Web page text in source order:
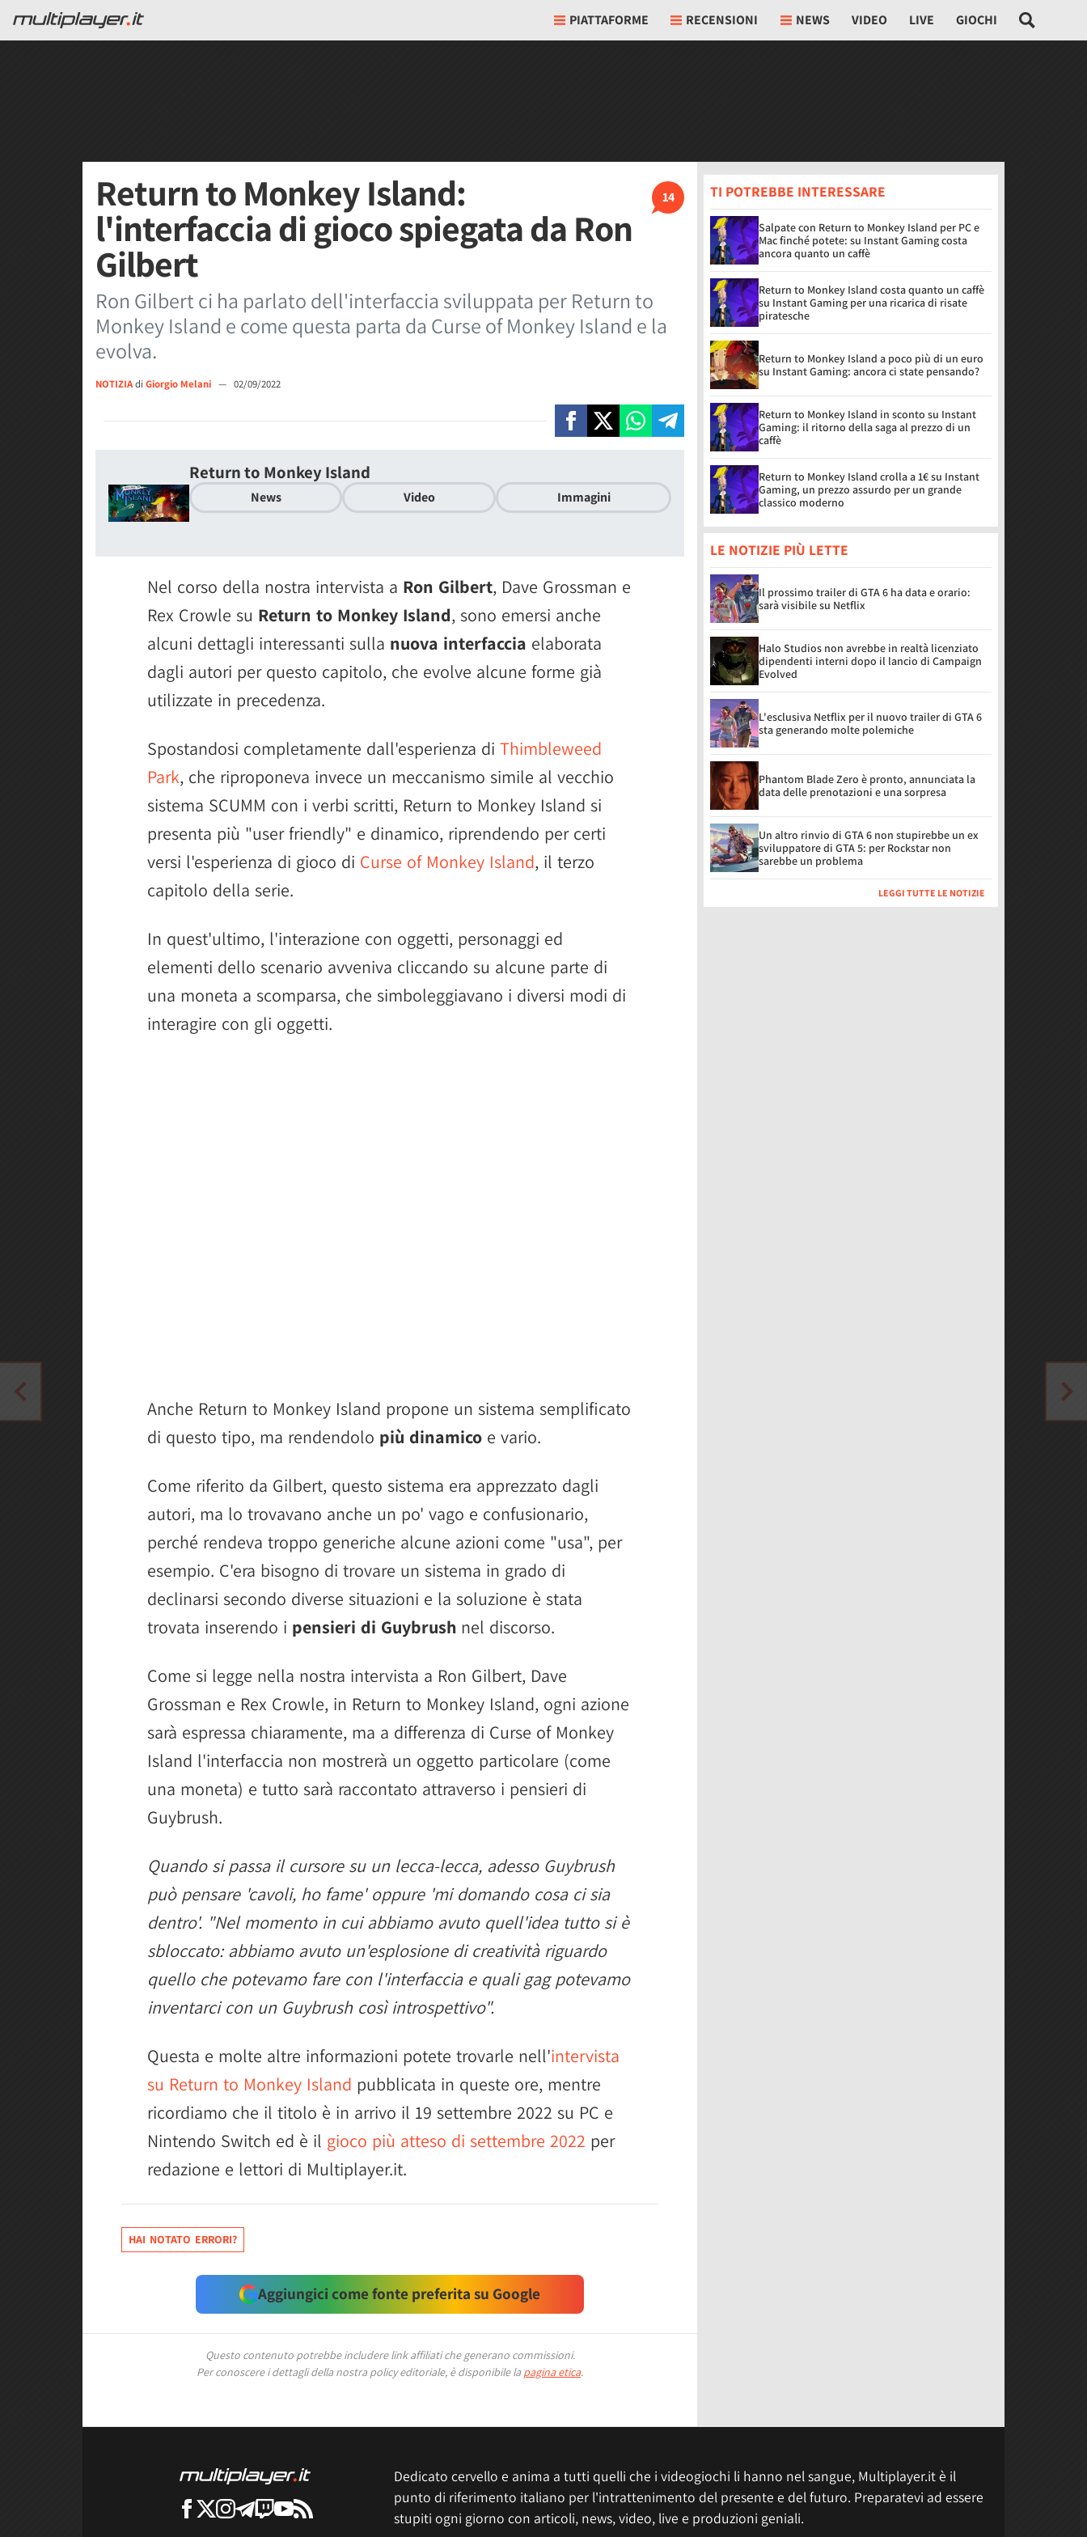
PIATTAFORME RECENSIONI NEWS VIDEO LIVE GIOCHI
14
Return to Monkey Island:
l'interfaccia di gioco spiegata da Ron
Gilbert
Ron Gilbert ci ha parlato dell'interfaccia sviluppata per Return to
Monkey Island e come questa parta da Curse of Monkey Island e la
evolva.
NOTIZIAdi Giorgio Melani — 02/09/2022
Return to Monkey Island
News Video Immagini
Nel corso della nostra intervista a Ron Gilbert, Dave Grossman e
Rex Crowle su Return to Monkey Island, sono emersi anche
alcuni dettagli interessanti sulla nuova interfaccia elaborata
dagli autori per questo capitolo, che evolve alcune forme già
utilizzate in precedenza.
Spostandosi completamente dall'esperienza di Thimbleweed
Park, che riproponeva invece un meccanismo simile al vecchio
sistema SCUMM con i verbi scritti, Return to Monkey Island si
presenta più "user friendly" e dinamico, riprendendo per certi
versi l'esperienza di gioco di Curse of Monkey Island, il terzo
capitolo della serie.
In quest'ultimo, l'interazione con oggetti, personaggi ed
elementi dello scenario avveniva cliccando su alcune parte di
una moneta a scomparsa, che simboleggiavano i diversi modi di
interagire con gli oggetti.
Anche Return to Monkey Island propone un sistema semplificato
di questo tipo, ma rendendolo più dinamico e vario.
Come riferito da Gilbert, questo sistema era apprezzato dagli
autori, ma lo trovavano anche un po' vago e confusionario,
perché rendeva troppo generiche alcune azioni come "usa", per
esempio. C'era bisogno di trovare un sistema in grado di
declinarsi secondo diverse situazioni e la soluzione è stata
trovata inserendo i pensieri di Guybrush nel discorso.
Come si legge nella nostra intervista a Ron Gilbert, Dave
Grossman e Rex Crowle, in Return to Monkey Island, ogni azione
sarà espressa chiaramente, ma a differenza di Curse of Monkey
Island l'interfaccia non mostrerà un oggetto particolare (come
una moneta) e tutto sarà raccontato attraverso i pensieri di
Guybrush.
Quando si passa il cursore su un lecca-lecca, adesso Guybrush
può pensare 'cavoli, ho fame' oppure 'mi domando cosa ci sia
dentro'. "Nel momento in cui abbiamo avuto quell'idea tutto si è
sbloccato: abbiamo avuto un'esplosione di creatività riguardo
quello che potevamo fare con l'interfaccia e quali gag potevamo
inventarci con un Guybrush così introspettivo".
Questa e molte altre informazioni potete trovarle nell'intervista
su Return to Monkey Island pubblicata in queste ore, mentre
ricordiamo che il titolo è in arrivo il 19 settembre 2022 su PC e
Nintendo Switch ed è il gioco più atteso di settembre 2022 per
redazione e lettori di Multiplayer.it.
HAI NOTATO ERRORI?
Aggiungici come fonte preferita su Google
Questo contenuto potrebbe includere link affiliati che generano commissioni.
Per conoscere i dettagli della nostra policy editoriale, è disponibile la pagina etica.
TI POTREBBE INTERESSARE
Salpate con Return to Monkey Island per PC e
Mac finché potete: su Instant Gaming costa
ancora quanto un caffè
Return to Monkey Island costa quanto un caffè
su Instant Gaming per una ricarica di risate
piratesche
Return to Monkey Island a poco più di un euro
su Instant Gaming: ancora ci state pensando?
Return to Monkey Island in sconto su Instant
Gaming: il ritorno della saga al prezzo di un
caffè
Return to Monkey Island crolla a 1€ su Instant
Gaming, un prezzo assurdo per un grande
classico moderno
LE NOTIZIE PIÙ LETTE
Il prossimo trailer di GTA 6 ha data e orario:
sarà visibile su Netflix
Halo Studios non avrebbe in realtà licenziato
dipendenti interni dopo il lancio di Campaign
Evolved
L'esclusiva Netflix per il nuovo trailer di GTA 6
sta generando molte polemiche
Phantom Blade Zero è pronto, annunciata la
data delle prenotazioni e una sorpresa
Un altro rinvio di GTA 6 non stupirebbe un ex
sviluppatore di GTA 5: per Rockstar non
sarebbe un problema
LEGGI TUTTE LE NOTIZIE
Dedicato cervello e anima a tutti quelli che i videogiochi li hanno nel sangue, Multiplayer.it è il
punto di riferimento italiano per l'intrattenimento del presente e del futuro. Preparatevi ad essere
stupiti ogni giorno con articoli, news, video, live e produzioni geniali.